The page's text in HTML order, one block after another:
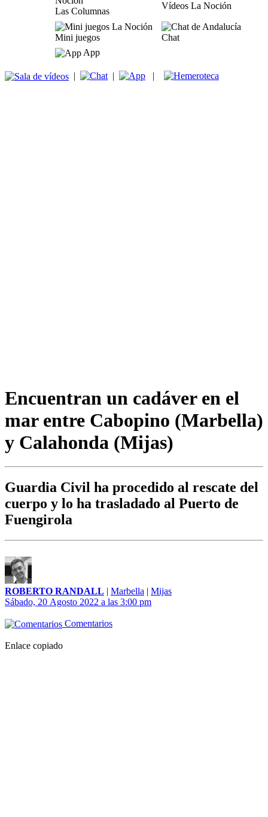
Las Columnas
Vídeos La Noción
Mini juegos
Chat
App
| | |
Encuentran un cadáver en el
mar entre Cabopino (Marbella)
y Calahonda (Mijas)
Guardia Civil ha procedido al rescate del
cuerpo y lo ha trasladado al Puerto de
Fuengirola
ROBERTO RANDALL | Marbella | Mijas
Sábado, 20 Agosto 2022 a las 3:00 pm
Comentarios
Enlace copiado